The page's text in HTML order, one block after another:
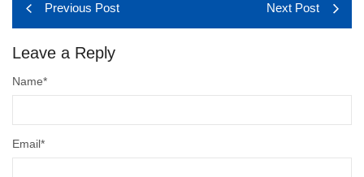
Previous Post Next Post
Leave a Reply
Name*
Email*